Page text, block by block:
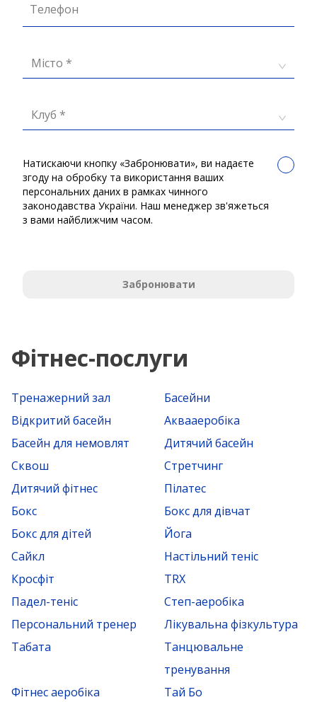
Телефон
Місто *
Клуб *
Натискаючи кнопку «Забронювати», ви надаєте
згоду на обробку та використання ваших
персональних даних в рамках чинного
законодавства України. Наш менеджер зв'яжеться
з вами найближчим часом.
Забронювати
Фітнес-послуги
Тренажерний зал
Басейни
Відкритий басейн
Аквааеробіка
Басейн для немовлят
Дитячий басейн
Сквош
Стретчинг
Дитячий фітнес
Пілатес
Бокс
Бокс для дівчат
Бокс для дітей
Йога
Сайкл
Настільний теніс
Кросфіт
TRX
Падел-теніс
Степ-аеробіка
Персональний тренер
Лікувальна фізкультура
Табата
Танцювальне
тренування
Фітнес аеробіка
Тай Бо